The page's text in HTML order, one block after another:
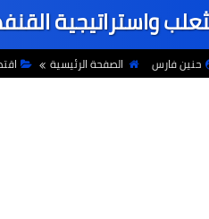
واستراتيجية
حنين فارس الصفحة الرئيسية